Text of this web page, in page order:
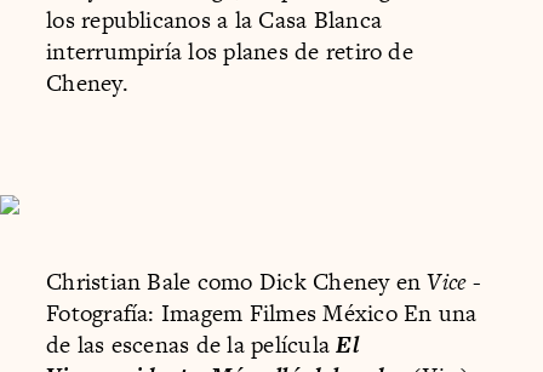
los republicanos a la Casa Blanca
interrumpiría los planes de retiro de
Cheney.
Christian Bale como Dick Cheney enVice-
Fotografía: Imagem Filmes México En una
de las escenas de la películaEl